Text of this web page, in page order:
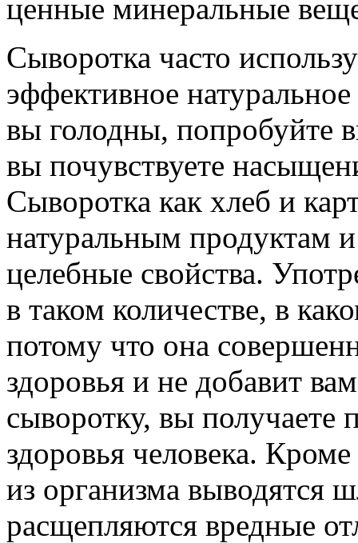
ценные минеральные
Сыворотка часто
эффективное
вы голодны, попробуйте
вы почувствуете
Сыворотка как хлеб и
натуральным продуктам
целебные свойства.
в таком количестве, в
потому что она
здоровья и не добавит
сыворотку, вы получаете
здоровья человека.
из организма выводятся
расщепляются вредные